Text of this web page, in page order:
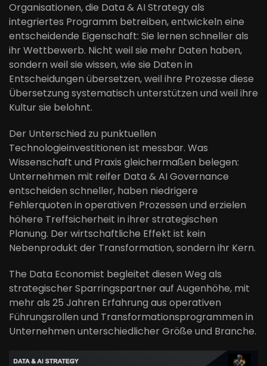
Organisationen, die Data & AI Strategy als
integriertes Programm betreiben, entwickeln eine
entscheidende Eigenschaft: Sie lernen schneller als
ihr Wettbewerb. Nicht weil sie mehr Daten haben,
sondern weil sie wissen, wie sie Daten in
Entscheidungen übersetzen, weil ihre Prozesse diese
Übersetzung systematisch unterstützen und weil ihre
Kultur sie belohnt.
Der Unterschied zu punktuellen
Technologieinvestitionen ist messbar. Was
Wissenschaft und Praxis gleichermaßen belegen:
Unternehmen mit reifer Data & AI Governance
entscheiden schneller, haben niedrigere
Fehlerquoten in operativen Prozessen und erzielen
höhere Treffsicherheit in ihrer strategischen
Planung. Der wirtschaftliche Effekt ist kein
Nebenprodukt der Transformation, sondern ihr Kern.
The Data Economist begleitet diesen Weg als
strategischer Sparringspartner auf Augenhöhe, mit
mehr als 25 Jahren Erfahrung aus operativen
Führungsrollen und Transformationsprogrammen in
Unternehmen unterschiedlicher Größe und Branche.